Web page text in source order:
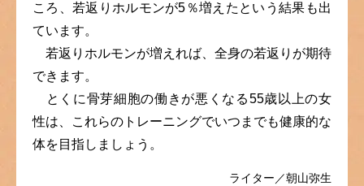
ころ、若返りホルモンが5％増えたという結果も出
ています。
若返りホルモンが増えれば、全身の若返りが期待
できます。
とくに骨芽細胞の働きが悪くなる55歳以上の女
性は、これらのトレーニングでいつまでも健康的な
体を目指しましょう。
ライター／朝山弥生